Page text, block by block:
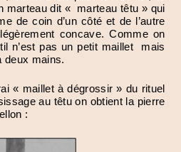
marteau dit « marteau têtu » qui
de coin d’un côté et de l’autre
concave. Comme on
n’est pas un petit maillet mais
deux mains.
« maillet à dégrossir » du rituel
au têtu on obtient la pierre
: